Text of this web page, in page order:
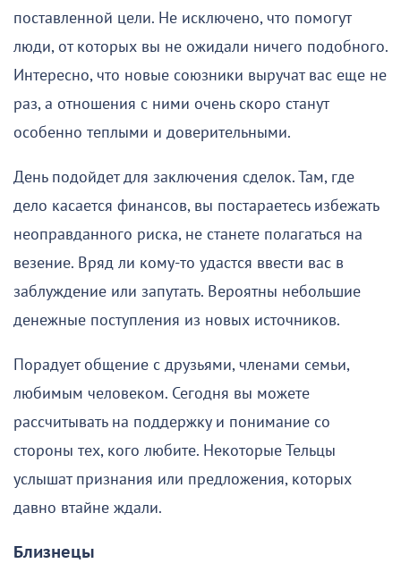
поставленной цели. Не исключено, что помогут
люди, от которых вы не ожидали ничего подобного.
Интересно, что новые союзники выручат вас еще не
раз, а отношения с ними очень скоро станут
особенно теплыми и доверительными.
День подойдет для заключения сделок. Там, где
дело касается финансов, вы постараетесь избежать
неоправданного риска, не станете полагаться на
везение. Вряд ли кому-то удастся ввести вас в
заблуждение или запутать. Вероятны небольшие
денежные поступления из новых источников.
Порадует общение с друзьями, членами семьи,
любимым человеком. Сегодня вы можете
рассчитывать на поддержку и понимание со
стороны тех, кого любите. Некоторые Тельцы
услышат признания или предложения, которых
давно втайне ждали.
Близнецы